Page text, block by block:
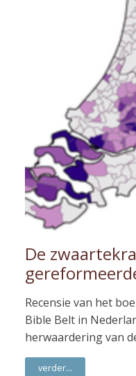
De
Recensie van het
Bible Belt in
herwaardering van
verder...